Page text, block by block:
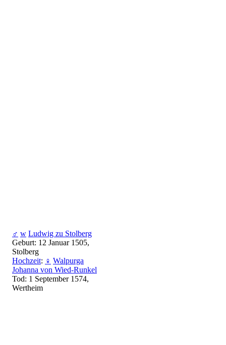
♂ w Ludwig zu Stolberg
Geburt: 12 Januar 1505,
Stolberg
Hochzeit: ♀ Walpurga
Johanna von Wied-Runkel
Tod: 1 September 1574,
Wertheim